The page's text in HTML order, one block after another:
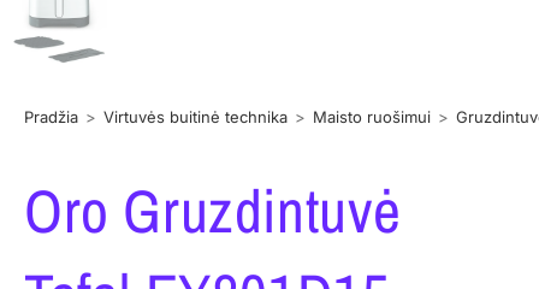
Pradžia > Virtuvės buitinė technika > Maisto ruošimui >
Oro Gruzdintuvė